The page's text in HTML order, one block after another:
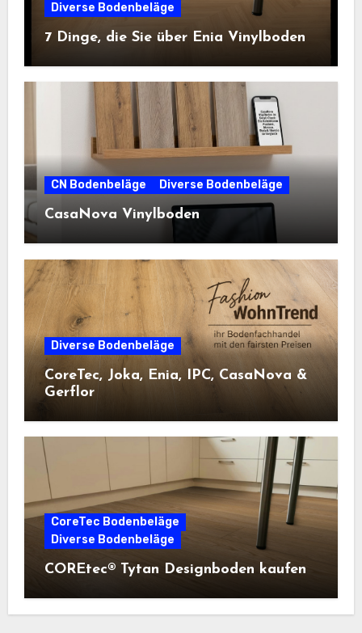
Diverse Bodenbeläge
7 Dinge, die Sie über Enia Vinylboden
CN Bodenbeläge Diverse Bodenbeläge
CasaNova Vinylboden
Diverse Bodenbeläge
CoreTec, Joka, Enia, IPC, CasaNova &
Gerflor
CoreTec Bodenbeläge
Diverse Bodenbeläge
COREtec® Tytan Designboden kaufen